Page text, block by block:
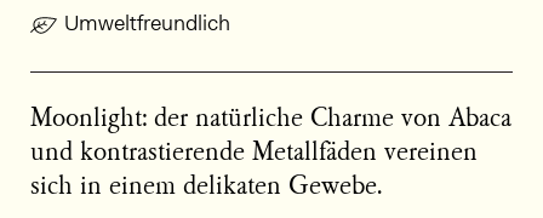
Umweltfreundlich
Moonlight: der natürliche Charme von Abaca
und kontrastierende Metallfäden vereinen
sich in einem delikaten Gewebe.